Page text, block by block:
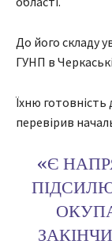
До його складу
ГУНП в
Їхню
перевірив
«Є